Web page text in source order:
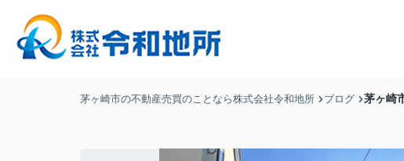
茅ヶ崎市の不動産売買のことなら株式会社令和地所 ブログ 茅ヶ崎